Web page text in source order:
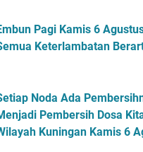
Pagi Kamis 6
Keterlambatan
Noda Ada
Pembersih Dosa
Kuningan Kamis 6